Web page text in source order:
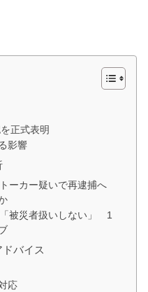
正式表明
影響
ーカー疑いで再逮捕へ
被災者扱いしない」 1
バイス
応